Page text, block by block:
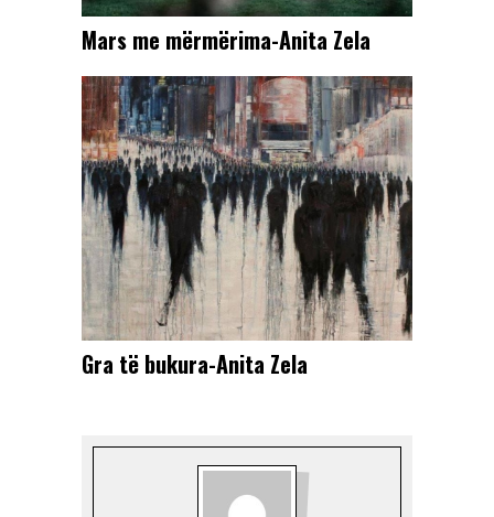
Mars me mërmërima-Anita Zela
Gra të bukura-Anita Zela